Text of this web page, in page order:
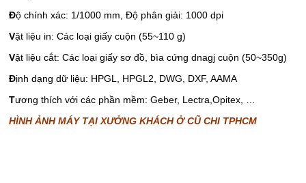
Độ chính xác: 1/1000 mm, Độ phân giải: 1000 dpi
Vật liệu in: Các loại giấy cuộn (55~110 g)
Vật liệu cắt: Các loại giấy sơ đồ, bìa cứng dnagj cuộn (50~350g)
Định dạng dữ liệu: HPGL, HPGL2, DWG, DXF, AAMA
Tương thích với các phần mềm: Geber, Lectra,Opitex, …
HÌNH ẢNH MÁY TẠI XƯỞNG KHÁCH Ở CŨ CHI TPHCM